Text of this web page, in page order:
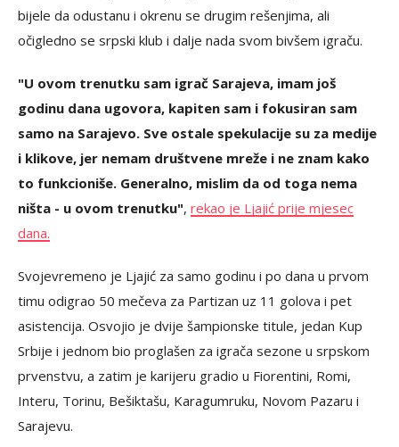
bijele da odustanu i okrenu se drugim rešenjima, ali
očigledno se srpski klub i dalje nada svom bivšem igraču.
"U ovom trenutku sam igrač Sarajeva, imam još
godinu dana ugovora, kapiten sam i fokusiran sam
samo na Sarajevo. Sve ostale spekulacije su za medije
i klikove, jer nemam društvene mreže i ne znam kako
to funkcioniše. Generalno, mislim da od toga nema
ništa - u ovom trenutku", rekao je Ljajić prije mjesec
dana.
Svojevremeno je Ljajić za samo godinu i po dana u prvom
timu odigrao 50 mečeva za Partizan uz 11 golova i pet
asistencija. Osvojio je dvije šampionske titule, jedan Kup
Srbije i jednom bio proglašen za igrača sezone u srpskom
prvenstvu, a zatim je karijeru gradio u Fiorentini, Romi,
Interu, Torinu, Bešiktašu, Karagumruku, Novom Pazaru i
Sarajevu.